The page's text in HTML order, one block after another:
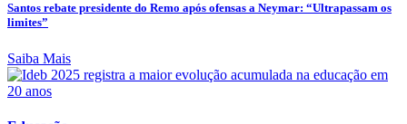
Santos rebate presidente do Remo após ofensas a Neymar: “Ultrapassam os
limites”
Saiba Mais